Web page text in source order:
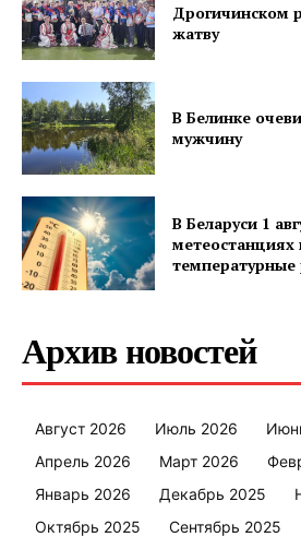
Редакция "ДВ"
Наша гісторыя
Контакты
Правила использования материалов
Электронные обращения
Дрогичинском
жатву
В Белинке
мужчину
В Беларуси 1
Архив новостей
Август 2026 Июль 2026
Апрель 2026
Март 2026
Январь 2026
Декабрь 2025
Октябрь 2025
Сентябрь 2025